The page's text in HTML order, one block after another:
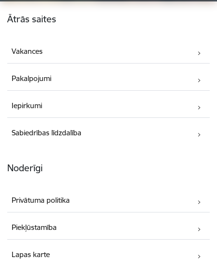
Kājene
Ātrās saites
Vakances
Pakalpojumi
Iepirkumi
Sabiedrības līdzdalība
Noderīgi
Privātuma politika
Piekļūstamība
Lapas karte